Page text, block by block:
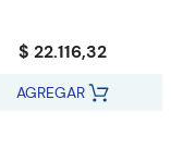
$ 22.116,32
AGREGAR